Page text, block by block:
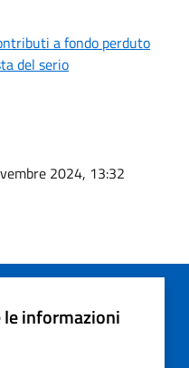
a fondo perduto
del serio
2024, 13:32
le informazioni